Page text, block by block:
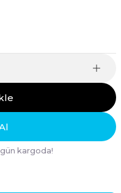
kargoda!